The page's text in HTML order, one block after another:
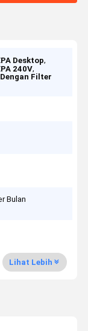
Desktop,
240V,
Filter
Bulan
Lihat Lebih